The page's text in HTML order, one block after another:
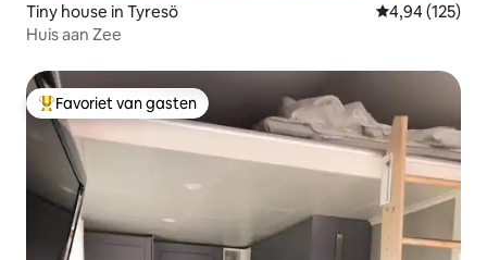
Tiny house in Tyresö Gemiddelde
4,94 (125)
Huis aan Zee
Topfavoriet van gasten
Favoriet van gasten